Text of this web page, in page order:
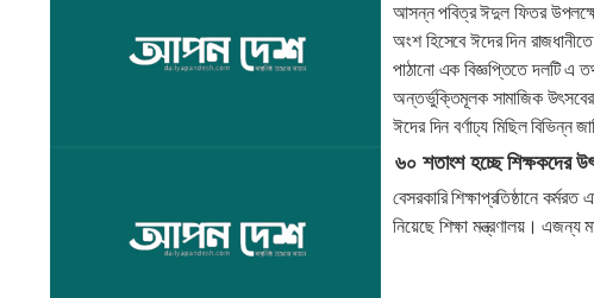
আসন্ন পবিত্র ঈদুল ফিতর উপলক্ষে
অংশ হিসেবে ঈদের দিন
পাঠানো এক বিজ্ঞপ্তিতে দলটি এ
অন্তর্ভুক্তিমূলক সামাজিক
ঈদের দিন বর্ণাঢ্য মিছিল বিভিন্ন
৬০ শতাংশ হচ্ছে শিক্ষকদের
বেসরকারি শিক্ষাপ্রতিষ্ঠানে
নিয়েছে শিক্ষা মন্ত্রণালয়। এজন্য